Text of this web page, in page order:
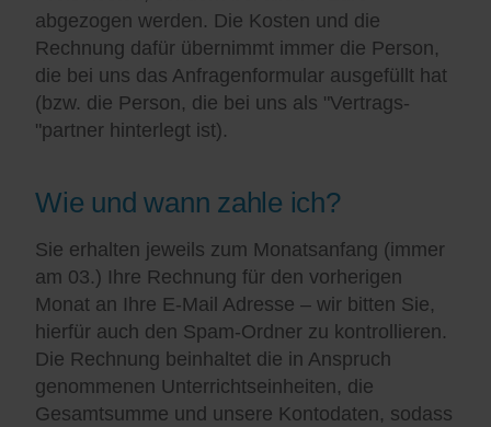
abgezogen werden. Die Kosten und die
Rechnung dafür übernimmt immer die Person,
die bei uns das Anfragenformular ausgefüllt hat
(bzw. die Person, die bei uns als "Vertrags-
"partner hinterlegt ist).
Wie und wann zahle ich?
Sie erhalten jeweils zum Monatsanfang (immer
am 03.) Ihre Rechnung für den vorherigen
Monat an Ihre E-Mail Adresse – wir bitten Sie,
hierfür auch den Spam-Ordner zu kontrollieren.
Die Rechnung beinhaltet die in Anspruch
genommenen Unterrichtseinheiten, die
Gesamtsumme und unsere Kontodaten, sodass